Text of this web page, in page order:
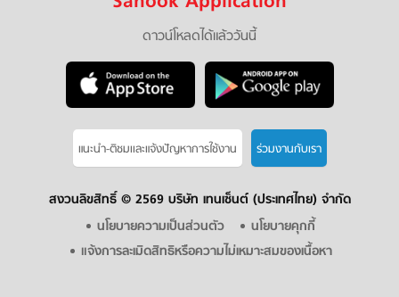
ดาวน์โหลดได้แล้ววันนี้
แนะนำ-ติชมเเละแจ้งปัญหาการใช้งาน ร่วมงานกับเรา
สงวนลิขสิทธิ์ © 2569 บริษัท เทนเซ็นต์ (ประเทศไทย) จำกัด
นโยบายความเป็นส่วนตัว
นโยบายคุกกี้
แจ้งการละเมิดสิทธิหรือความไม่เหมาะสมของเนื้อหา